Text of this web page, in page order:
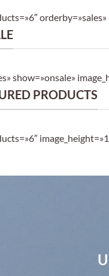
show=»onsale»
PRODUCTS